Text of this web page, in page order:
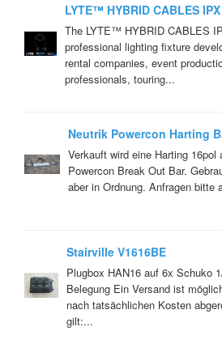
LYTE™ HYBRID CABLES IPX
The LYTE™ HYBRID CABLES
professional lighting fixture
rental companies, event
professionals, touring...
Neutrik Powercon Harting
Lastkabel Breakout Box
Verkauft wird eine Harting 16pol
Powercon Break Out Bar.
aber in Ordnung. Anfragen bitte
Stairville V1616BE
Plugbox HAN16 auf 6x Schuko
Belegung Ein Versand ist
nach tatsächlichen Kosten
gilt:...